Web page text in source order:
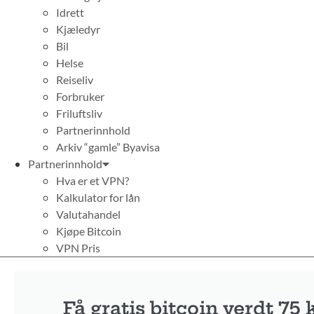
Idrett
Kjæledyr
Bil
Helse
Reiseliv
Forbruker
Friluftsliv
Partnerinnhold
Arkiv “gamle” Byavisa
Partnerinnhold
Hva er et VPN?
Kalkulator for lån
Valutahandel
Kjøpe Bitcoin
VPN Pris
Få gratis bitcoin verdt 75